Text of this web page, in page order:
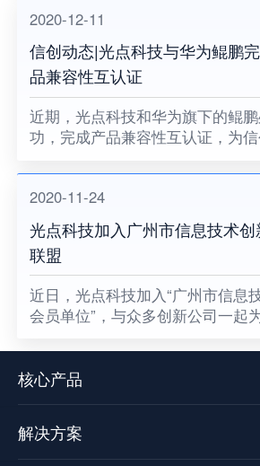
2020-12-11
信创动态|光点科技与华为鲲鹏
品兼容性互认证
近期，光点科技和华为旗下的鲲
功，完成产品兼容性互认证，为
2020-11-24
光点科技加入广州市信息技术创
联盟
近日，光点科技加入“广州市信息
会员单位”，与众多创新公司一起
台技术发展迈向了新阶段。
核心产品
解决方案